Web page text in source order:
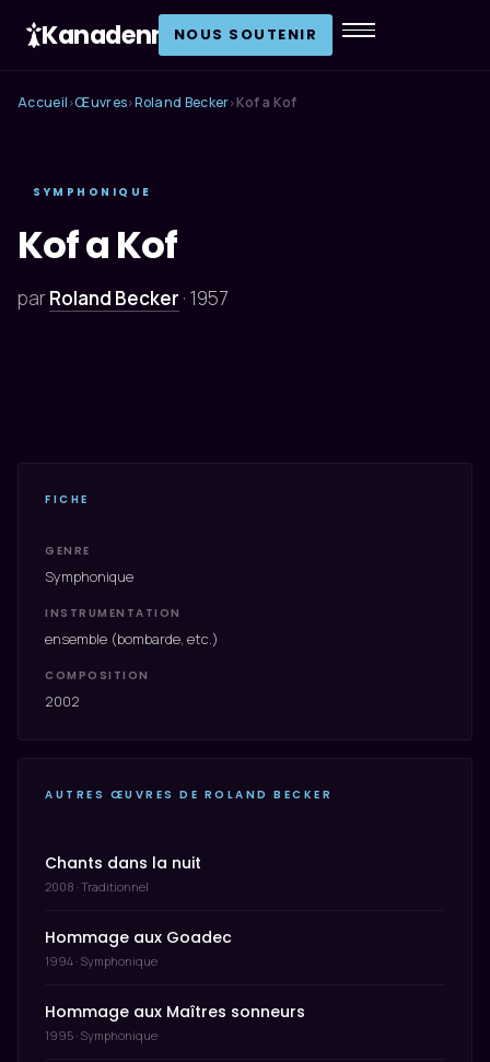
Kanadenn NOUS SOUTENIR
Accueil ›Œuvres›Roland Becker›Kof a Kof
SYMPHONIQUE
Kof a Kof
parRoland Becker · 1957
FICHE
GENRE
Symphonique
INSTRUMENTATION
ensemble (bombarde, etc.)
COMPOSITION
2002
AUTRES ŒUVRES DE ROLAND BECKER
Chants dans la nuit
2008 · Traditionnel
Hommage aux Goadec
1994 · Symphonique
Hommage aux Maîtres sonneurs
1995 · Symphonique